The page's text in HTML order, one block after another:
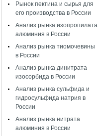
Рынок пектина и сырья для
его производства в России
Анализ рынка изопропилата
алюминия в России
Анализ рынка тиомочевины
в России
Анализ рынка динитрата
изосорбида в России
Анализ рынка сульфида и
гидросульфида натрия в
России
Анализ рынка нитрата
алюминия в России